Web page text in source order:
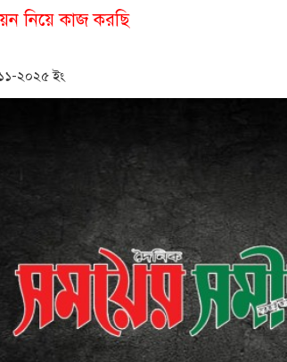
নিয়ে কাজ করছি
২০২৫ ইং